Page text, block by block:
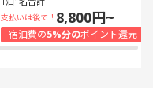
支払いは後で！ 8,800円~
宿泊費の5%分のポイント還元